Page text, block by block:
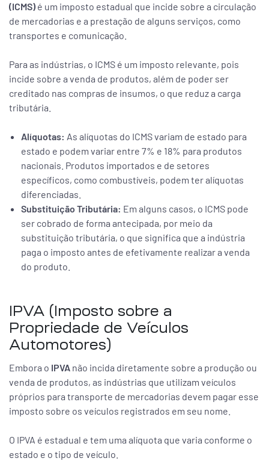
(ICMS) é um imposto estadual que incide sobre a circulação
de mercadorias e a prestação de alguns serviços, como
transportes e comunicação.
Para as indústrias, o ICMS é um imposto relevante, pois
incide sobre a venda de produtos, além de poder ser
creditado nas compras de insumos, o que reduz a carga
tributária.
Alíquotas: As alíquotas do ICMS variam de estado para
estado e podem variar entre 7% e 18% para produtos
nacionais. Produtos importados e de setores
específicos, como combustíveis, podem ter alíquotas
diferenciadas.
Substituição Tributária: Em alguns casos, o ICMS pode
ser cobrado de forma antecipada, por meio da
substituição tributária, o que significa que a indústria
paga o imposto antes de efetivamente realizar a venda
do produto.
IPVA (Imposto sobre a
Propriedade de Veículos
Automotores)
Embora o IPVA não incida diretamente sobre a produção ou
venda de produtos, as indústrias que utilizam veículos
próprios para transporte de mercadorias devem pagar esse
imposto sobre os veículos registrados em seu nome.
O IPVA é estadual e tem uma alíquota que varia conforme o
estado e o tipo de veículo.